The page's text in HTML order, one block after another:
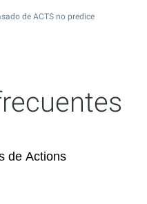
de ACTS no predice
de Actions